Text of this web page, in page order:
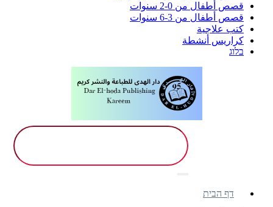
قصص أطفال من 0-2 سنوات
قصص أطفال من 3-6 سنوات
كتب علاجية
كراريس أنشطة
בלוג
דף הבית